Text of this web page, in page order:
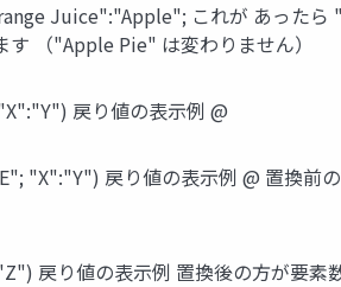
Juice":"Apple"; これが あったら
（"Apple Pie" は変わりません）
戻り値の表示例 @
"X":"Y") 戻り値の表示例 @ 置換前の
戻り値の表示例 置換後の方が要素